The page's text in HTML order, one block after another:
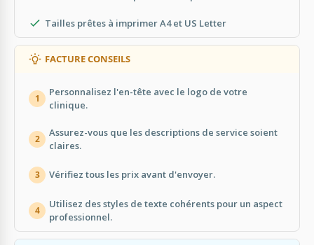
Tailles prêtes à imprimer A4 et US Letter
FACTURE CONSEILS
1
Personnalisez l'en-tête avec le logo de votre
clinique.
2
Assurez-vous que les descriptions de service soient
claires.
3 Vérifiez tous les prix avant d'envoyer.
4
Utilisez des styles de texte cohérents pour un aspect
professionnel.